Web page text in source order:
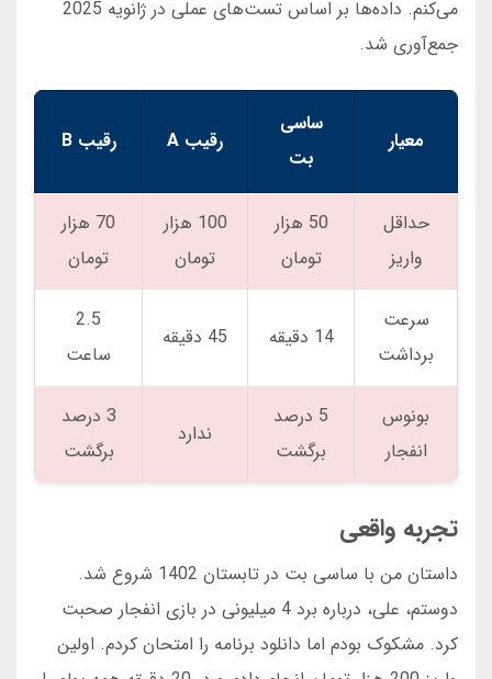
می‌کنم. داده‌ها بر اساس تست‌های عملی در ژانویه 2025
جمع‌آوری شد.
معیار
ساسی
بت
رقیب A رقیب B
حداقل
واریز
50 هزار
تومان
100 هزار
تومان
70 هزار
تومان
سرعت
برداشت
14 دقیقه 45 دقیقه
2.5
ساعت
بونوس
انفجار
5 درصد
برگشت
ندارد
3 درصد
برگشت
تجربه واقعی
داستان من با ساسی بت در تابستان 1402 شروع شد.
دوستم، علی، درباره برد 4 میلیونی در بازی انفجار صحبت
کرد. مشکوک بودم اما دانلود برنامه را امتحان کردم. اولین